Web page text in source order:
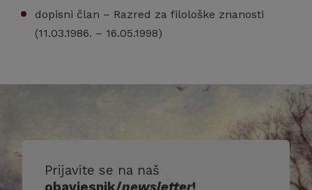
dopisni član – Razred za filološke znanosti
(11.03.1986. – 16.05.1998)
Prijavite se na naš